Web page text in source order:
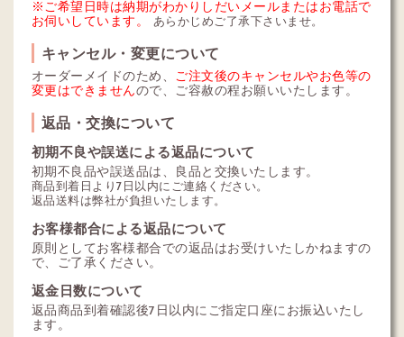
※ご希望日時は納期がわかりしだいメールまたはお電話で
お伺いしています。
あらかじめご了承下さいませ。
キャンセル・変更について
オーダーメイドのため、 ご注文後のキャンセルやお色等の
変更はできませんので、ご容赦の程お願いいたします。
返品・交換について
初期不良や誤送による返品について
初期不良品や誤送品は、良品と交換いたします。
商品到着日より7日以内にご連絡ください。
返品送料は弊社が負担いたします。
お客様都合による返品について
原則としてお客様都合での返品はお受けいたしかねますの
で、ご了承ください。
返金日数について
返品商品到着確認後7日以内にご指定口座にお振込いたし
ます。